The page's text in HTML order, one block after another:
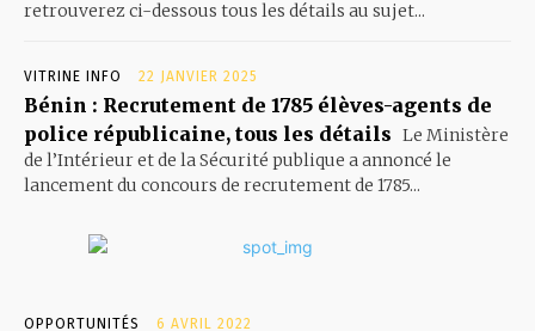
retrouverez ci-dessous tous les détails au sujet...
VITRINE INFO 22 JANVIER 2025
Bénin : Recrutement de 1785 élèves-agents de
police républicaine, tous les détails Le Ministère
de l’Intérieur et de la Sécurité publique a annoncé le
lancement du concours de recrutement de 1785...
OPPORTUNITÉS 6 AVRIL 2022